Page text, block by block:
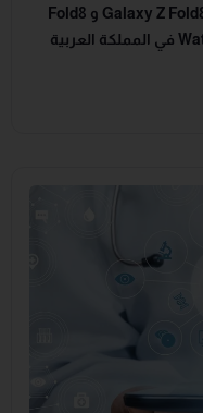
سامسونج تُطلق رسمياً أجهزة Galaxy Z Fold8 Ultra و Fold8
و Flip8 وساعتي Watch Ultra2 و Watch9 في المملكة العربية